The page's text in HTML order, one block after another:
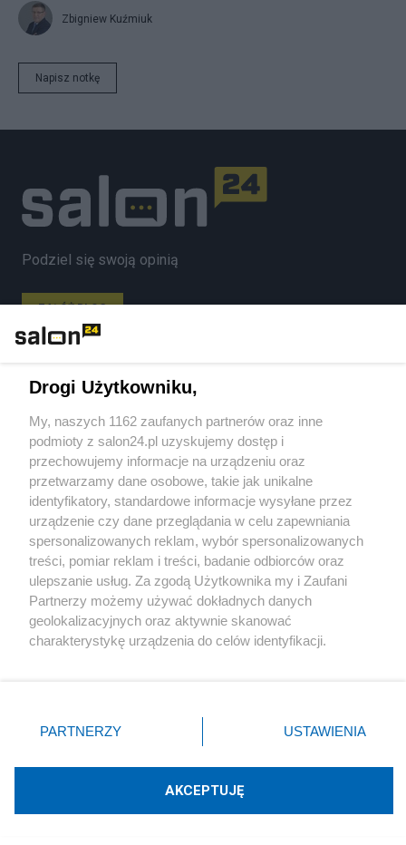
Zbigniew Kuźmiuk
Napisz notkę
Podziel się swoją opinią
ZAŁÓŻ BLOG
Polityka
Gospodarka
Rozmaitości
Technologie
Sport
Społeczeństwo
Drogi Użytkowniku,
My, naszych 1162 zaufanych partnerów oraz inne
podmioty z salon24.pl uzyskujemy dostęp i
przechowujemy informacje na urządzeniu oraz
przetwarzamy dane osobowe, takie jak unikalne
identyfikatory, standardowe informacje wysyłane przez
urządzenie czy dane przeglądania w celu zapewniania
spersonalizowanych reklam, wybór spersonalizowanych
treści, pomiar reklam i treści, badanie odbiorców oraz
ulepszanie usług. Za zgodą Użytkownika my i Zaufani
Partnerzy możemy używać dokładnych danych
geolokalizacyjnych oraz aktywnie skanować
charakterystykę urządzenia do celów identyfikacji.
zmienić/wycofać klikając przycisk ustawień prywatności
znajdujący się w lewym dolnym rogu strony
rodzaje przetwarzania danych nie wymagają zgody
użytkownika, ale masz prawo sprzeciwić się takiemu
PARTNERZY USTAWIENIA
AKCEPTUJĘ